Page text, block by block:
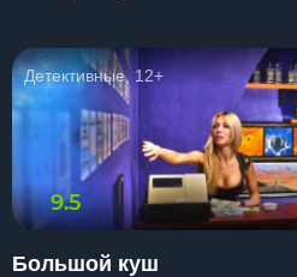
Детективные, 12+
9.5
Большой куш